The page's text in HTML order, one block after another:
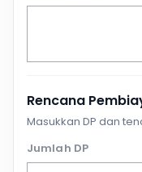
Rencana
Masukkan DP dan
Jumlah DP